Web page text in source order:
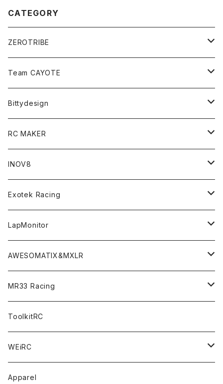
CATEGORY
ZEROTRIBE
Zetricks（Spare & Optional）
T4 MID Conversion Kit
T4 FWD Conversion Kit
BD9 MID Conversion Kit
Option Parts For TRF420,420X
Option Parts For TA08/TA08R
TA08
TA08R
Option Parts For XRAY T4
Option Parts For YOKOMO BD9
Option Parts For YOKOMO BD8
Accessories
Discontinued Products
Team CAYOTE
Batteries
Merchandise
Accessories
CREST ESC
CREST X EVO
CRESR RS120
CREST Stocki Motor
CREST Modi Motor
Special Set（ZEROTRIBEオリジナル）
Bittydesign
On-Road Clear Body＜オンロード用ボディ＞
GT8 （1/8 W/B325mm,W/B360mm）
LMH （1/10 190mm）
M-Chassis（1/10 W/B210-225mm）
F1（1/10）
Liquid Mask＜リキッドマスク＞
Accessories＜バッグ/その他製品＞
Stencils＜エアブラシ用ステンシル＞
RC MAKER
SP2＜組立キット／スペアー＆オプションパーツ＞
SP1＜組立キット／スペアー＆オプションパーツ＞
SP1-F＜組立キット／スペアー＆オプションパーツ＞
Awesomatix
A800MMX
A800R
XRAY
X4
X4F
Accessories
YOKOMO
BD12
MUGEN
INOV8
Bodyshell Accessories
Setup Tools
Pit Accessories
Radio Accessories
Option Parts
Electronics
Tire Cleaner/Additive
Exotek Racing
Bodies
F1ULTRA
RUBBER TIRES＆WHEEL
LapMonitor
Decoder
Transponder
Accessories
AWESOMATIX&MXLR
A800R（KIT＆Spare & Optional）
A12（KIT＆Spare & Optional）
MR33 Racing
Chemicals＜ケミカル＞
Shock Oil＜ショックオイル＞
Diff Oil＜デフオイル＞
Tires＜タイヤ関連＞
Additive＜グリップ剤＞
OptionParts＜オプションパーツ＞
ToolkitRC
WEiRC
Spring Steel Chassis
Apparel